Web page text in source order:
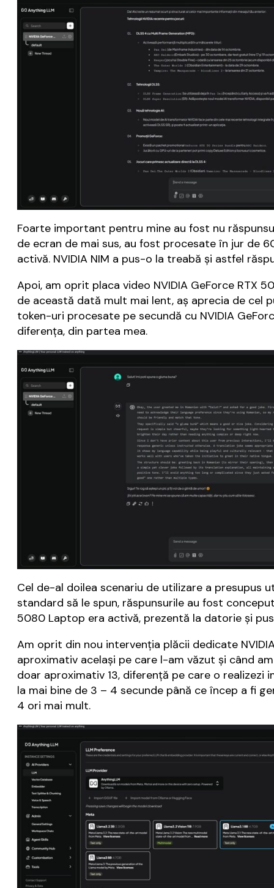
Foarte important pentru mine au fost nu
de ecran de mai sus, au fost procesate în jur de
activă. NVIDIA NIM a pus-o la treabă și astfel
Apoi, am oprit placa video NVIDIA GeForce RTX
de această dată mult mai lent, aș aprecia de cel
token-uri procesate pe secundă cu NVIDIA
diferența, din partea mea.
Cel de-al doilea scenariu de utilizare a presupus
standard să le spun, răspunsurile au fost
5080 Laptop era activă, prezentă la datorie și
Am oprit din nou intervenția plăcii dedicate
aproximativ același pe care l-am văzut și când
doar aproximativ 13, diferență pe care o
la mai bine de 3 – 4 secunde până ce încep a fi
4 ori mai mult.